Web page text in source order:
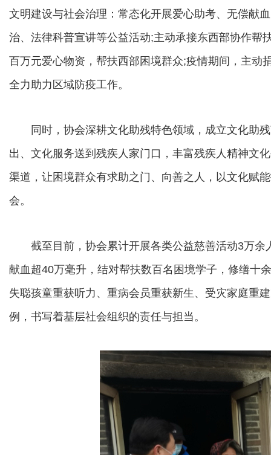
文明建设与社会治理：常态化开展爱心助考、无偿献
治、法律科普宣讲等公益活动;主动承接东西部协作帮
百万元爱心物资，帮扶西部困境群众;疫情期间，主动
全力助力区域防疫工作。
同时，协会深耕文化助残特色领域，成立文化助残
出、文化服务送到残疾人家门口，丰富残疾人精神文
渠道，让困境群众有求助之门、向善之人，以文化赋
会。
截至目前，协会累计开展各类公益慈善活动3万余
献血超40万毫升，结对帮扶数百名困境学子，修缮十
失聪孩童重获听力、重病会员重获新生、受灾家庭
例，书写着基层社会组织的责任与担当。